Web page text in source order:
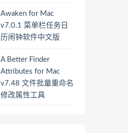
Awaken for Mac
v7.0.1 菜单栏任务日
历闹钟软件中文版
A Better Finder
Attributes for Mac
v7.48 文件批量重命名
修改属性工具